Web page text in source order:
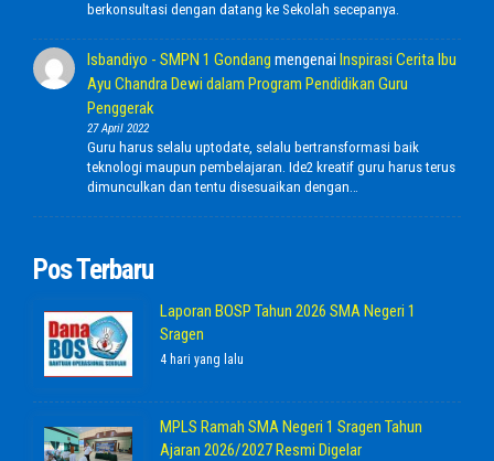
berkonsultasi dengan datang ke Sekolah secepanya.
Isbandiyo - SMPN 1 Gondang mengenai Inspirasi Cerita Ibu
Ayu Chandra Dewi dalam Program Pendidikan Guru
Penggerak
27 April 2022
Guru harus selalu uptodate, selalu bertransformasi baik
teknologi maupun pembelajaran. Ide2 kreatif guru harus terus
dimunculkan dan tentu disesuaikan dengan…
Pos Terbaru
Laporan BOSP Tahun 2026 SMA Negeri 1
Sragen
4 hari yang lalu
MPLS Ramah SMA Negeri 1 Sragen Tahun
Ajaran 2026/2027 Resmi Digelar